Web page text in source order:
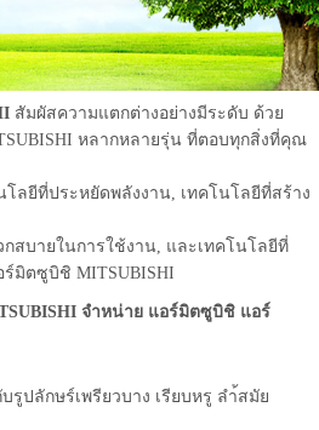
สัมผัสความแตกต่างอย่างมีระดับ ด้วย
หลากหลายรุ่น ที่ตอบทุกสิ่งที่คุณ
ลยีที่ประหยัดพลังงาน, เทคโนโลยีที่สร้าง
สบายในการใช้งาน, และเทคโนโลยีที่
มิตซูบิชิ MITSUBISHI
จำหน่าย แอร์มิตซูบิชิ แอร์
ปลักษร์เพรียวบาง เรียบหรู ลำ้สมัย